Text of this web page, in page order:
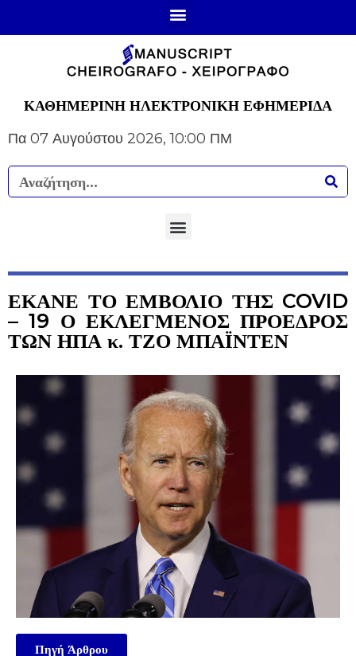
ΚΑΘΗΜΕΡΙΝΗ ΗΛΕΚΤΡΟΝΙΚΗ ΕΦΗΜΕΡΙΔΑ
Πα 07 Αυγούστου 2026, 10:00 ΠΜ
ΕΚΑΝΕ ΤΟ ΕΜΒΟΛΙΟ ΤΗΣ COVID
– 19 Ο ΕΚΛΕΓΜΕΝΟΣ ΠΡΟΕΔΡΟΣ
ΤΩΝ ΗΠΑ κ. ΤΖΟ ΜΠΑΪΝΤΕΝ
Πηγή Άρθρου